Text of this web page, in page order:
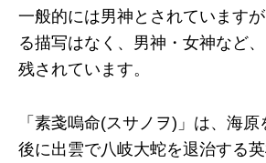
一般的には男神とされています
る描写はなく、男神・女神など
残されています。
「素戔嗚命(スサノヲ)」は、海原
後に出雲で八岐大蛇を退治する